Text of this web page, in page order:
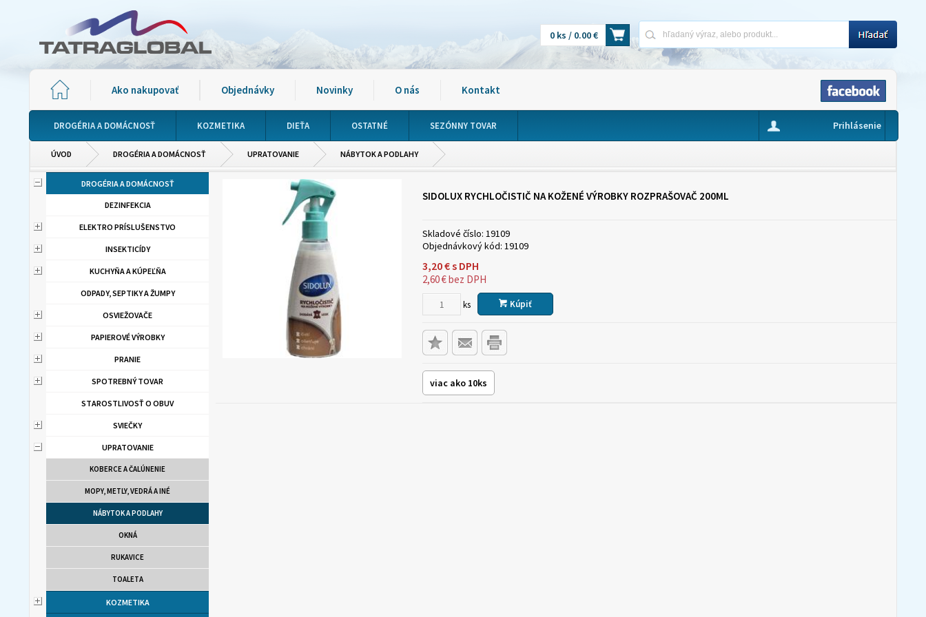
0 ks / 0.00 €
Ako nakupovať Objednávky Novinky O nás Kontakt
DROGÉRIA A DOMÁCNOSŤ KOZMETIKA DIEŤA OSTATNÉ SEZÓNNY TOVAR Prihlásenie
ÚVOD DROGÉRIA A DOMÁCNOSŤ UPRATOVANIE NÁBYTOK A PODLAHY
DROGÉRIA A DOMÁCNOSŤ
DEZINFEKCIA
ELEKTRO PRÍSLUŠENSTVO
INSEKTICÍDY
KUCHYŇA A KÚPEĽŇA
ODPADY, SEPTIKY A ŽUMPY
OSVIEŽOVAČE
PAPIEROVÉ VÝROBKY
PRANIE
SPOTREBNÝ TOVAR
STAROSTLIVOSŤ O OBUV
SVIEČKY
UPRATOVANIE
KOBERCE A ČALÚNENIE
MOPY, METLY, VEDRÁ A INÉ
NÁBYTOK A PODLAHY
OKNÁ
RUKAVICE
TOALETA
KOZMETIKA
SIDOLUX RYCHLOČISTIČ NA KOŽENÉ VÝROBKY ROZPRAŠOVAČ 200ML
Skladové číslo: 19109
Objednávkový kód: 19109
3,20€s DPH
2,60€bez DPH
ks Kúpiť
viac ako 10ks